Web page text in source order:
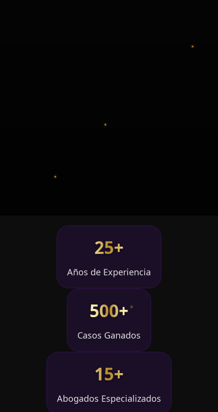
25+
Años de Experiencia
500+
Casos Ganados
15+
Abogados Especializados